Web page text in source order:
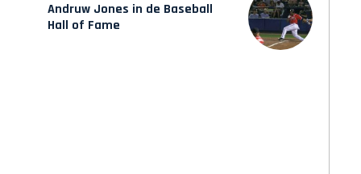
Andruw Jones in de Baseball
Hall of Fame